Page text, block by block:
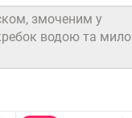
змоченим у
водою та